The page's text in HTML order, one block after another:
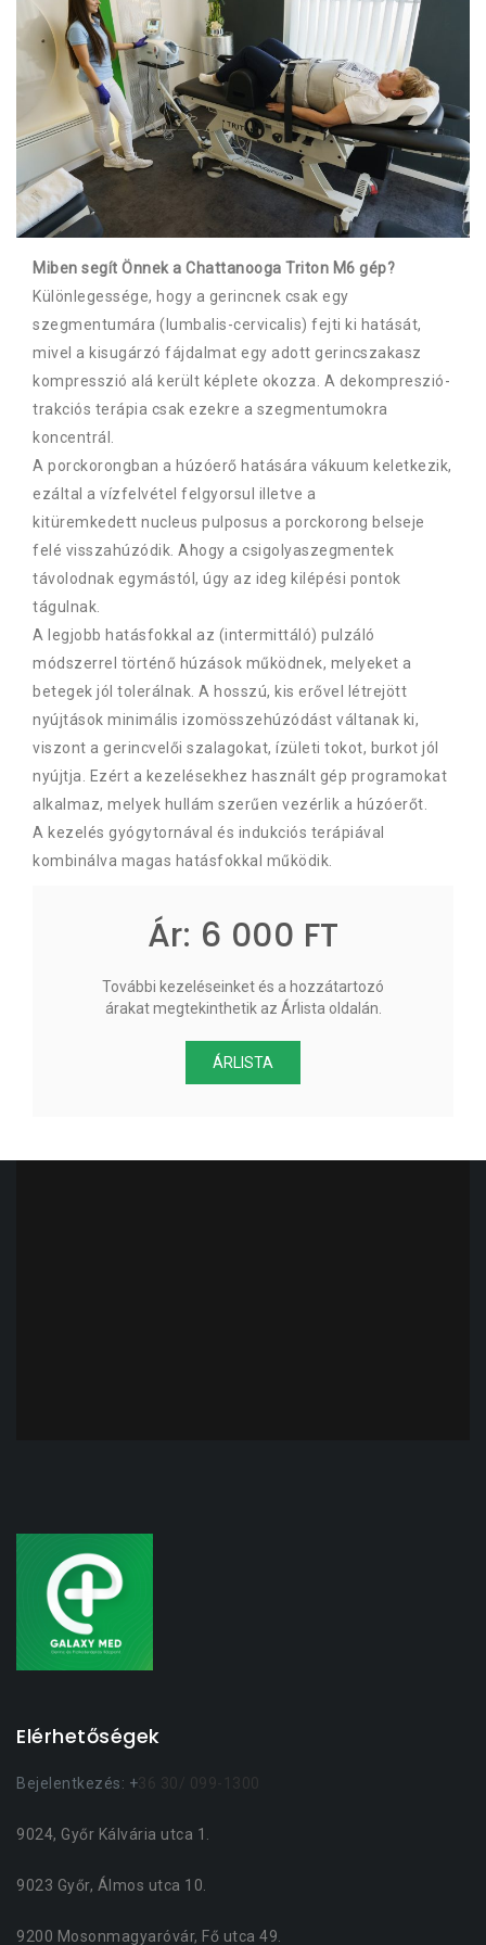
Miben segít Önnek a Chattanooga Triton M6 gép?
Különlegessége, hogy a gerincnek csak egy
szegmentumára (lumbalis-cervicalis) fejti ki hatását,
mivel a kisugárzó fájdalmat egy adott gerincszakasz
kompresszió alá került képlete okozza. A dekompreszió-
trakciós terápia csak ezekre a szegmentumokra
koncentrál.
A porckorongban a húzóerő hatására vákuum keletkezik,
ezáltal a vízfelvétel felgyorsul illetve a
kitüremkedett nucleus pulposus a porckorong belseje
felé visszahúzódik. Ahogy a csigolyaszegmentek
távolodnak egymástól, úgy az ideg kilépési pontok
tágulnak.
A legjobb hatásfokkal az (intermittáló) pulzáló
módszerrel történő húzások működnek, melyeket a
betegek jól tolerálnak. A hosszú, kis erővel létrejött
nyújtások minimális izomösszehúzódást váltanak ki,
viszont a gerincvelői szalagokat, ízületi tokot, burkot jól
nyújtja. Ezért a kezelésekhez használt gép programokat
alkalmaz, melyek hullám szerűen vezérlik a húzóerőt.
A kezelés gyógytornával és indukciós terápiával
kombinálva magas hatásfokkal működik.
Ár: 6 000 FT
További kezeléseinket és a hozzátartozó
árakat megtekinthetik az Árlista oldalán.
ÁRLISTA
Elérhetőségek
Bejelentkezés: +36 30/ 099-1300
9024, Győr Kálvária utca 1.
9023 Győr, Álmos utca 10.
9200 Mosonmagyaróvár, Fő utca 49.